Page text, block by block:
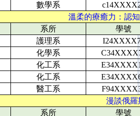
數學系
溫柔的療癒力：認
系所
學號
護理系
化學系
化工系
化工系
醫工系
漫談俄羅
系所 學號